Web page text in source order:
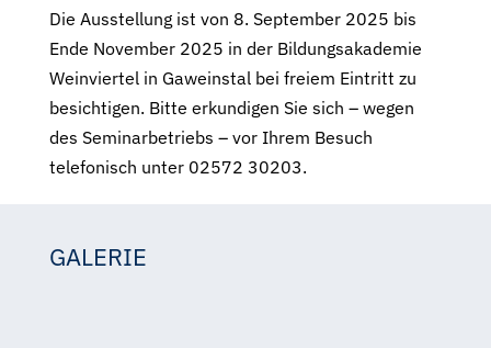
Die Ausstellung ist von 8. September 2025 bis
Ende November 2025 in der Bildungsakademie
Weinviertel in Gaweinstal bei freiem Eintritt zu
besichtigen. Bitte erkundigen Sie sich – wegen
des Seminarbetriebs – vor Ihrem Besuch
telefonisch unter 02572 30203.
GALERIE